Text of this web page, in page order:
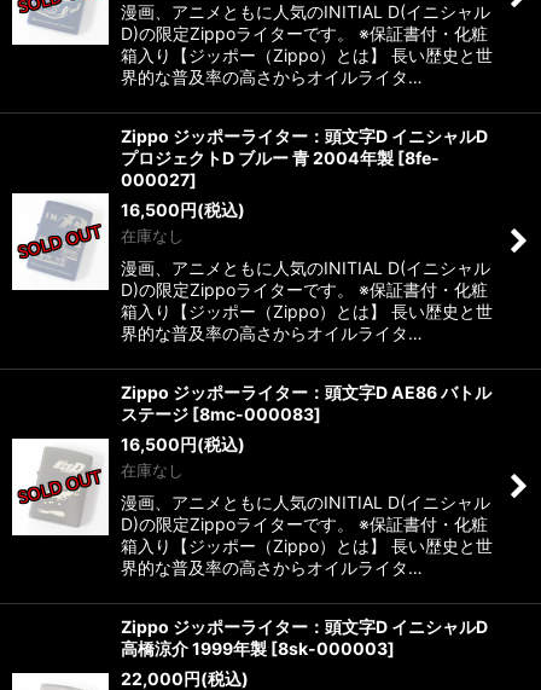
漫画、アニメともに人気のINITIAL D(イニシャル
D)の限定Zippoライターです。 ※保証書付・化粧
箱入り【ジッポー（Zippo）とは】 長い歴史と世
界的な普及率の高さからオイルライタ…
Zippo ジッポーライター：頭文字D イニシャルD
プロジェクトD ブルー 青 2004年製 [8fe-
000027]
16,500円(税込)
在庫なし
漫画、アニメともに人気のINITIAL D(イニシャル
D)の限定Zippoライターです。 ※保証書付・化粧
箱入り【ジッポー（Zippo）とは】 長い歴史と世
界的な普及率の高さからオイルライタ…
Zippo ジッポーライター：頭文字D AE86 バトル
ステージ [8mc-000083]
16,500円(税込)
在庫なし
漫画、アニメともに人気のINITIAL D(イニシャル
D)の限定Zippoライターです。 ※保証書付・化粧
箱入り【ジッポー（Zippo）とは】 長い歴史と世
界的な普及率の高さからオイルライタ…
Zippo ジッポーライター：頭文字D イニシャルD
高橋涼介 1999年製 [8sk-000003]
22,000円(税込)